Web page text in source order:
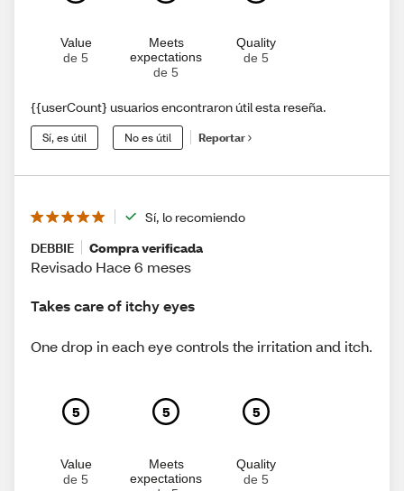
Value
de 5
Meets
expectations
de 5
Quality
de 5
{{userCount} usuarios encontraron útil esta reseña.
Sí, es útil No es útil Reportar
Sí, lo recomiendo
DEBBIE
Compra verificada
Revisado Hace 6 meses
Takes care of itchy eyes
One drop in each eye controls the irritation and itch.
5
Value
de 5
5
Meets
expectations
5
Quality
de 5